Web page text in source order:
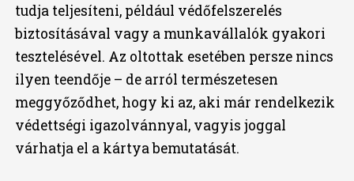
tudja teljesíteni, például védőfelszerelés
biztosításával vagy a munkavállalók gyakori
tesztelésével. Az oltottak esetében persze nincs
ilyen teendője – de arról természetesen
meggyőződhet, hogy ki az, aki már rendelkezik
védettségi igazolvánnyal, vagyis joggal
várhatja el a kártya bemutatását.